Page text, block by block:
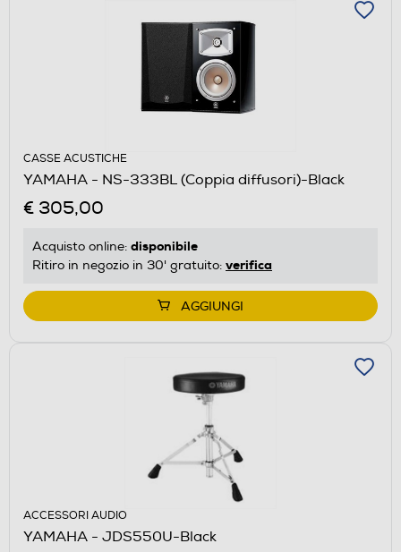
CASSE ACUSTICHE
YAMAHA - NS-333BL (Coppia diffusori)-Black
€ 305,00
Acquisto online: disponibile
Ritiro in negozio in 30' gratuito: verifica
AGGIUNGI
ACCESSORI AUDIO
YAMAHA - JDS550U-Black